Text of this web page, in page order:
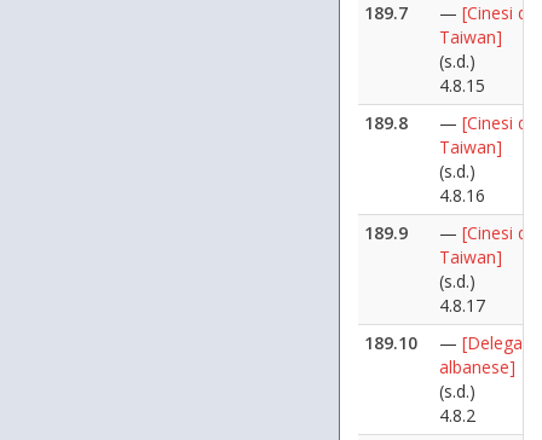
189.7
— [Cinesi di
Taiwan]
(s.d.)
4.8.15
189.8
— [Cinesi di
Taiwan]
(s.d.)
4.8.16
189.9
— [Cinesi di
Taiwan]
(s.d.)
4.8.17
189.10
—
albanese]
(s.d.)
4.8.2